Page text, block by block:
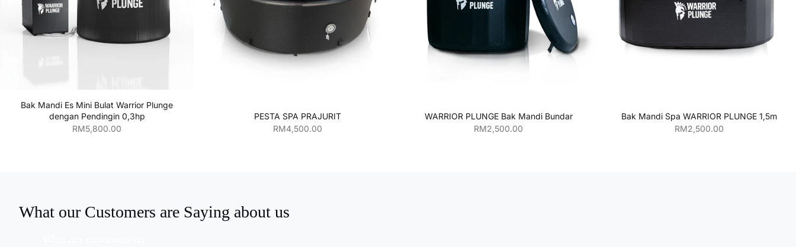
Bak Mandi Es Mini Bulat Warrior Plunge
dengan Pendingin 0,3hp
Harga penjualan
RM5,800.00
PESTA SPA PRAJURIT
Harga penjualan
RM4,500.00
WARRIOR PLUNGE Bak Mandi Bundar
Harga penjualan
RM2,500.00
Bak Mandi Spa WARRIOR PLUNGE 1,5m
Harga penjualan
RM2,500.00
What our Customers are Saying about us